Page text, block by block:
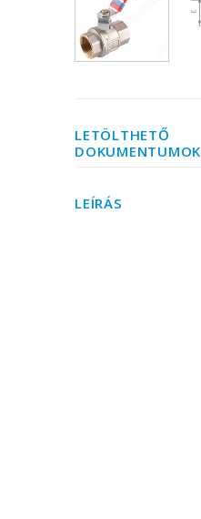
LETÖLTHETŐ
DOKUMENTUMOK
LEÍRÁS